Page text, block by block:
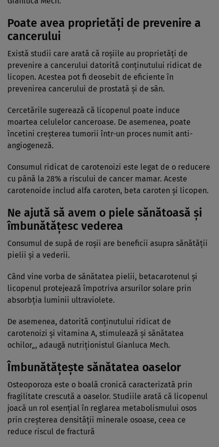
Poate avea proprietăți de prevenire a
cancerului
Există studii care arată că roșiile au proprietăți de
prevenire a cancerului datorită conținutului ridicat de
licopen. Acestea pot fi deosebit de eficiente în
prevenirea cancerului de prostată și de sân.
Cercetările sugerează că licopenul poate induce
moartea celulelor canceroase. De asemenea, poate
încetini creșterea tumorii într-un proces numit anti-
angiogeneză.
Consumul ridicat de carotenoizi este legat de o reducere
cu până la 28% a riscului de cancer mamar. Aceste
carotenoide includ alfa caroten, beta caroten și licopen.
Ne ajută să avem o piele sănătoasă și
îmbunătățesc vederea
Consumul de supă de roșii are beneficii asupra sănătății
pielii și a vederii.
Când vine vorba de sănătatea pielii, betacarotenul și
licopenul protejează împotriva arsurilor solare prin
absorbția luminii ultraviolete.
De asemenea, datorită conținutului ridicat de
carotenoizi și vitamina A, stimulează și sănătatea
ochilor„, adaugă nutriționistul Gianluca Mech.
Îmbunătățește sănătatea oaselor
Osteoporoza este o boală cronică caracterizată prin
fragilitate crescută a oaselor. Studiile arată că licopenul
joacă un rol esențial în reglarea metabolismului osos
prin creșterea densității minerale osoase, ceea ce
reduce riscul de fractură